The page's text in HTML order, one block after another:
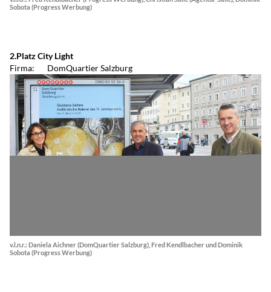
Sobota (Progress Werbung)
2.Platz City Light
Firma: DomQuartier Salzburg
v.l.n.r.: Daniela Aichner (DomQuartier Salzburg), Fred Kendlbacher und Dominik
Sobota (Progress Werbung)